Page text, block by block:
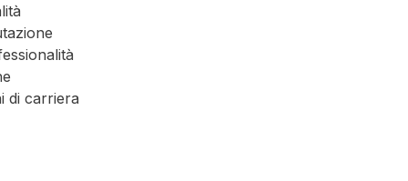
di carriera